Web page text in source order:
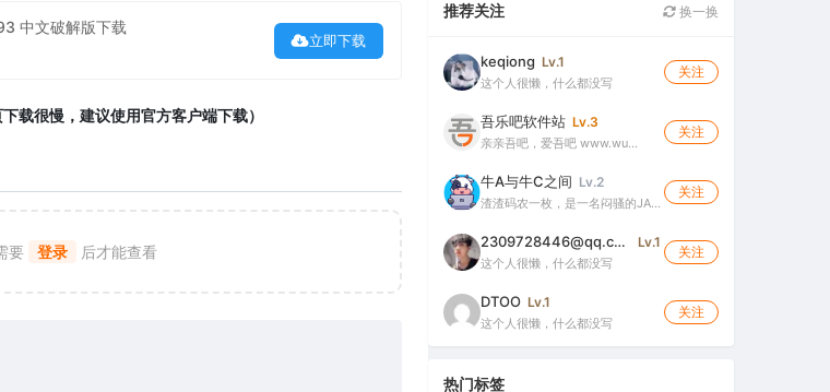
中文破解版下载
立即下载
载很慢，建议使用官方客户端下载）
要 登录 后才能查看
推荐关注 换一换
keqiong Lv.1
这个人很懒，什么都没写
关注
吾乐吧软件站 Lv.3
亲亲吾吧，爱吾吧 www.wu…
关注
牛A与牛C之间 Lv.2
渣渣码农一枚，是一名闷骚的JA…
关注
2309728446@qq.com Lv.1
这个人很懒，什么都没写
关注
DTOO Lv.1
这个人很懒，什么都没写
关注
热门标签